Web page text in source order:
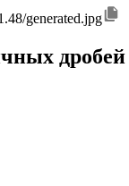
generated.jpg